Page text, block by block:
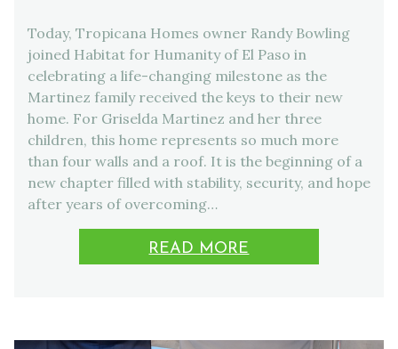
Today, Tropicana Homes owner Randy Bowling
joined Habitat for Humanity of El Paso in
celebrating a life-changing milestone as the
Martinez family received the keys to their new
home. For Griselda Martinez and her three
children, this home represents so much more
than four walls and a roof. It is the beginning of a
new chapter filled with stability, security, and hope
after years of overcoming…
READ MORE